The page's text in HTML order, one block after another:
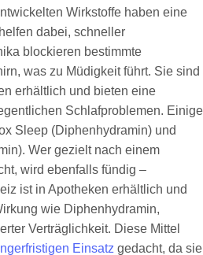
Wirkstoffe haben eine
dabei, schneller
blockieren bestimmte
was zu Müdigkeit führt. Sie sind
erhältlich und bieten eine
Schlafproblemen. Einige
Sleep (Diphenhydramin) und
Wer gezielt nach einem
wird ebenfalls fündig –
ist in Apotheken erhältlich und
wie Diphenhydramin,
Verträglichkeit. Diese Mittel
Einsatz gedacht, da sie